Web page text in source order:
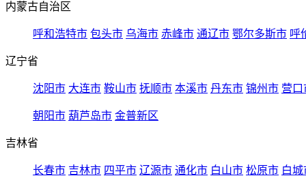
内蒙古自治区
呼和浩特市 包头市 乌海市 赤峰市 通辽市 鄂尔多斯市 呼
辽宁省
沈阳市 大连市 鞍山市 抚顺市 本溪市 丹东市 锦州市 营口
朝阳市 葫芦岛市 金普新区
吉林省
长春市 吉林市 四平市 辽源市 通化市 白山市 松原市 白城